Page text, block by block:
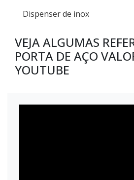
Dispenser de inox
VEJA ALGUMAS
PORTA DE AÇO
YOUTUBE